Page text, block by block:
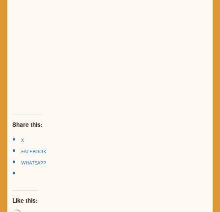
Share this:
X
FACEBOOK
WHATSAPP
Like this: